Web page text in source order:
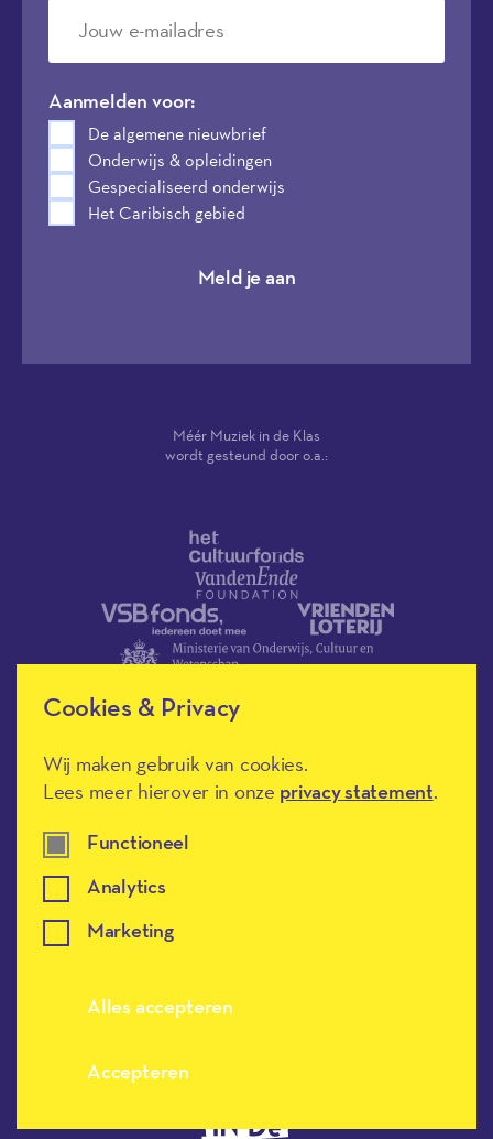
Cookies & Privacy
Wij maken gebruik van cookies.
Lees meer hierover in onze privacy statement.
Functioneel
Analytics
Marketing
Alles accepteren
Accepteren
Aanmelden voor:
De algemene nieuwbrief
Onderwijs & opleidingen
Gespecialiseerd onderwijs
Het Caribisch gebied
Meld je aan
Méér Muziek in de Klas
wordt gesteund door o.a.:
Méér Muziek in de Klas heeft de
Erkend Goed Doel.